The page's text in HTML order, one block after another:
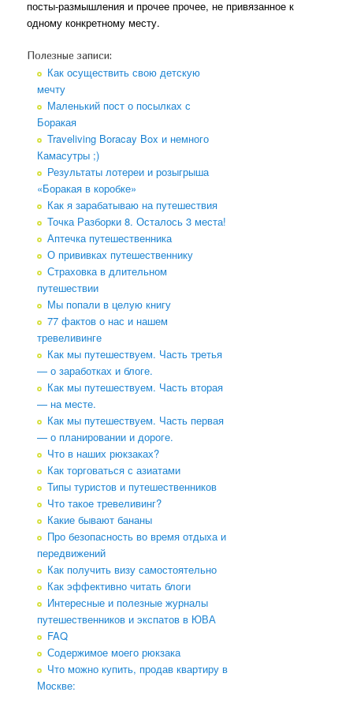
посты-размышления и прочее прочее, не привязанное к
одному конкретному месту.
Полезные записи:
Как осуществить свою детскую
мечту
Маленький пост о посылках с
Боракая
Traveliving Boracay Box и немного
Камасутры ;)
Результаты лотереи и розыгрыша
«Боракая в коробке»
Как я зарабатываю на путешествия
Точка Разборки 8. Осталось 3 места!
Аптечка путешественника
О прививках путешественнику
Страховка в длительном
путешествии
Мы попали в целую книгу
77 фактов о нас и нашем
тревеливинге
Как мы путешествуем. Часть третья
— о заработках и блоге.
Как мы путешествуем. Часть вторая
— на месте.
Как мы путешествуем. Часть первая
— о планировании и дороге.
Что в наших рюкзаках?
Как торговаться с азиатами
Типы туристов и путешественников
Что такое тревеливинг?
Какие бывают бананы
Про безопасность во время отдыха и
передвижений
Как получить визу самостоятельно
Как эффективно читать блоги
Интересные и полезные журналы
путешественников и экспатов в ЮВА
FAQ
Содержимое моего рюкзака
Что можно купить, продав квартиру в
Москве: